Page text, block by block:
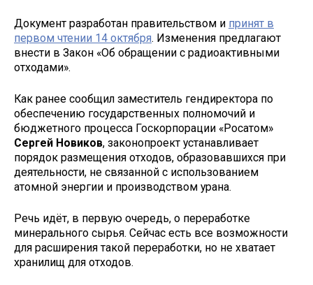
Документ разработан правительством и принят в
первом чтении 14 октября. Изменения предлагают
внести в Закон «Об обращении с радиоактивными
отходами».
Как ранее сообщил заместитель гендиректора по
обеспечению государственных полномочий и
бюджетного процесса Госкорпорации «Росатом»
Сергей Новиков, законопроект устанавливает
порядок размещения отходов, образовавшихся при
деятельности, не связанной с использованием
атомной энергии и производством урана.
Речь идёт, в первую очередь, о переработке
минерального сырья. Сейчас есть все возможности
для расширения такой переработки, но не хватает
хранилищ для отходов.